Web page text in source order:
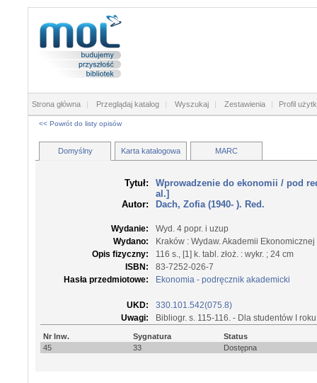
Strona główna | Przeglądaj katalog | Wyszukaj | Zestawienia | Profil
<< Powrót do listy opisów
Domyślny Karta katalogowa MARC
Tytuł: Wprowadzenie do ekonomii / pod
al.]
Autor:
Dach, Zofia (1940- ). Red.
Wydanie:
Wyd. 4 popr. i uzup
Wydano:
Kraków : Wydaw. Akademii
Opis fizyczny:
116 s., [1] k. tabl. złoż. : wykr. ; 24 cm
ISBN:
83-7252-026-7
Hasła przedmiotowe:
Ekonomia - podręcznik akademicki
UKD:
330.101.542(075.8)
Uwagi:
Bibliogr. s. 115-116. - Dla studentów I
Nr Inw. Sygnatura
Status
45
33 Dostępna